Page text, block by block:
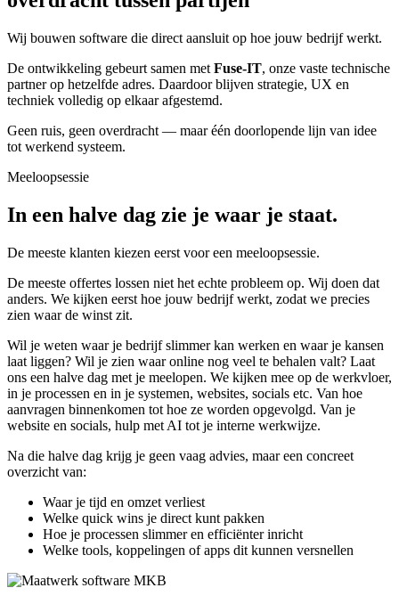
Wij bouwen software die direct aansluit op hoe jouw bedrijf werkt.
De ontwikkeling gebeurt samen met Fuse-IT, onze vaste technische
partner op hetzelfde adres. Daardoor blijven strategie, UX en
techniek volledig op elkaar afgestemd.
Geen ruis, geen overdracht — maar één doorlopende lijn van idee
tot werkend systeem.
Meeloopsessie
In een halve dag zie je waar je staat.
De meeste klanten kiezen eerst voor een meeloopsessie.
De meeste offertes lossen niet het echte probleem op. Wij doen dat
anders. We kijken eerst hoe jouw bedrijf werkt, zodat we precies
zien waar de winst zit.
Wil je weten waar je bedrijf slimmer kan werken en waar je kansen
laat liggen? Wil je zien waar online nog veel te behalen valt? Laat
ons een halve dag met je meelopen. We kijken mee op de werkvloer,
in je processen en in je systemen, websites, socials etc. Van hoe
aanvragen binnenkomen tot hoe ze worden opgevolgd. Van je
website en socials, hulp met AI tot je interne werkwijze.
Na die halve dag krijg je geen vaag advies, maar een concreet
overzicht van:
Waar je tijd en omzet verliest
Welke quick wins je direct kunt pakken
Hoe je processen slimmer en efficiënter inricht
Welke tools, koppelingen of apps dit kunnen versnellen